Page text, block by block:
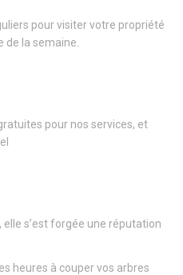
pour visiter votre propriété
de la semaine.
pour nos services, et
elle s’est forgée une réputation
heures à couper vos arbres